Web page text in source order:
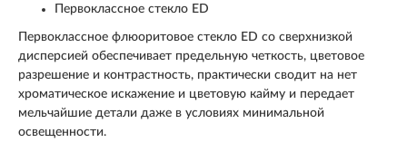
Первоклассное стекло ED
Первоклассное флюоритовое стекло ED со сверхнизкой
дисперсией обеспечивает предельную четкость, цветовое
разрешение и контрастность, практически сводит на нет
хроматическое искажение и цветовую кайму и передает
мельчайшие детали даже в условиях минимальной
освещенности.